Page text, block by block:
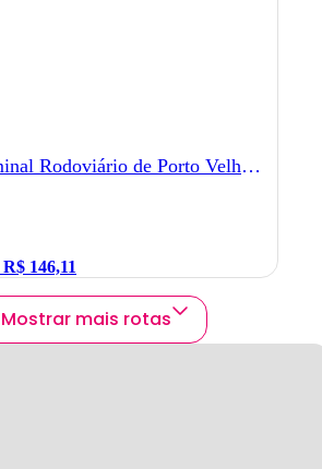
Terminal Rodoviário de Porto Velho - Porto Velho - RO
R$ 146,11
Mostrar mais rotas